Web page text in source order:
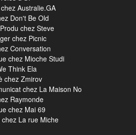
Australie.GA
Don't Be Old
chez Steve
chez Picnic
Conversation
chez Mioche Studi
Think Ela
chez Zmirov
chez La Maison No
Raymonde
chez Mai 69
La rue Miche